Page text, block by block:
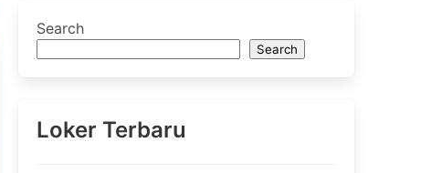
Search
Search
Loker Terbaru